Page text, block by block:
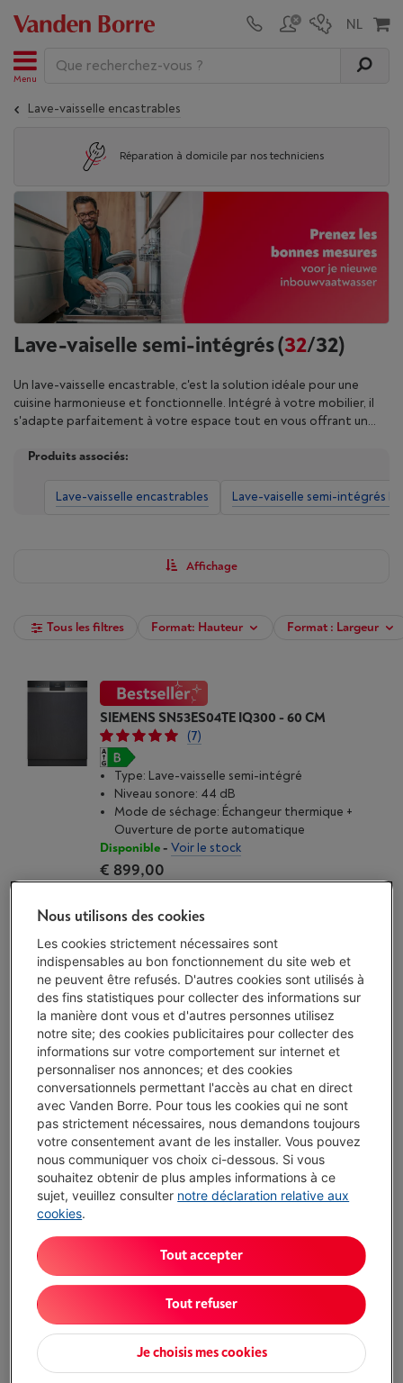
Menu
Lave-vaisselle encastrables
Réparation à domicile par nos techniciens
Lave-vaiselle semi-intégrés(32/32)
Un lave-vaisselle encastrable, c'est la solution idéale pour une
cuisine harmonieuse et fonctionnelle. Intégré à votre mobilier, il
s'adapte parfaitement à votre espace tout en vous offrant un
vaisselle encastrables de grandes marques et choisissez le modèle
couverts), de classe énergétique, de programmes de lavage et de
fonctionnalités.Découvrez iciquel type de lave-vaisselle
vaisselle encastrable chez Vanden Borre.
Produits associés:
Lave-vaisselle encastrables Lave-vaiselle semi-intégrés
Affichage
Tous les filtres Format: Hauteur Format : Largeur
SIEMENS SN53ES04TE IQ300 - 60 CM
(7)
Type: Lave-vaisselle semi-intégré
Niveau sonore: 44 dB
Mode de séchage: Échangeur thermique +
Ouverture de porte automatique
Disponible- Voir le stock
€ 899,00
Comparer
MIELE G 5611 SCI ACTIVE CS
(2)
Écochèques
Type: Lave-vaisselle semi-intégré
Niveau sonore: 45 dB
Mode de séchage: Airdry avec Autodoor
Disponible-Voir le stock
Comparer
SIEMENS IQ300 60 CM - SN53ES22CE
(12)
Nous utilisons des cookies
Les cookies strictement nécessaires sont
indispensables au bon fonctionnement du site web et
ne peuvent être refusés. D'autres cookies sont utilisés à
des fins statistiques pour collecter des informations sur
la manière dont vous et d'autres personnes utilisez
notre site; des cookies publicitaires pour collecter des
informations sur votre comportement sur internet et
personnaliser nos annonces; et des cookies
conversationnels permettant l'accès au chat en direct
avec Vanden Borre. Pour tous les cookies qui ne sont
pas strictement nécessaires, nous demandons toujours
votre consentement avant de les installer. Vous pouvez
nous communiquer vos choix ci-dessous. Si vous
souhaitez obtenir de plus amples informations à ce
sujet, veuillez consulter notre déclaration relative aux
cookies.
Je choisis mes cookies
Tout refuser
Tout accepter